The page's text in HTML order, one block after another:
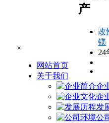
×
网站首页
关于我们
企
企
发
公
产
改
镁
24